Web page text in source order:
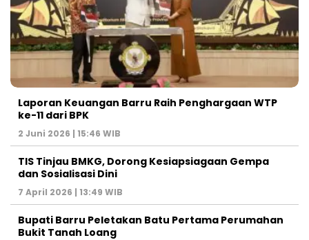
Laporan Keuangan Barru Raih Penghargaan WTP
ke-11 dari BPK
2 Juni 2026 | 15:46 WIB
TIS Tinjau BMKG, Dorong Kesiapsiagaan Gempa
dan Sosialisasi Dini
7 April 2026 | 13:49 WIB
Bupati Barru Peletakan Batu Pertama Perumahan
Bukit Tanah Loang